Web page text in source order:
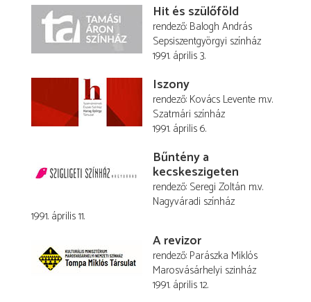
Hit és szülőföld
rendező Balogh András
Sepsiszentgyörgyi színház
1991. április 3.
Iszony
rendező Kovács Levente m.v.
Szatmári színház
1991. április 6.
Bűntény a
kecskeszigeten
rendező Seregi Zoltán m.v.
Nagyváradi színház
1991. április 11.
A revizor
rendező Parászka Miklós
Marosvásárhelyi szinház
1991. április 12.